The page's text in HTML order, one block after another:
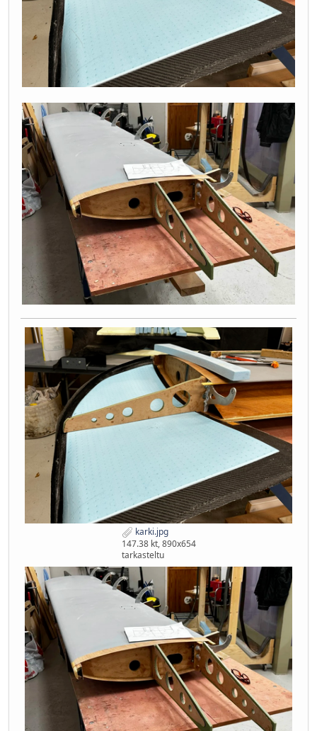
karki.jpg
147.38 kt, 890x654
tarkasteltu